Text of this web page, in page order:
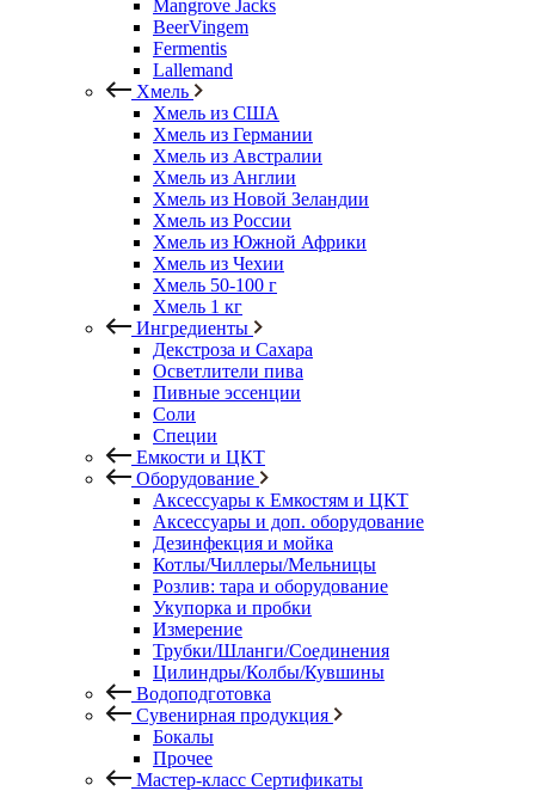
Mangrove Jacks
BeerVingem
Fermentis
Lallemand
Хмель
Хмель из США
Хмель из Германии
Хмель из Австралии
Хмель из Англии
Хмель из Новой Зеландии
Хмель из России
Хмель из Южной Африки
Хмель из Чехии
Хмель 50-100 г
Хмель 1 кг
Ингредиенты
Декстроза и Сахара
Осветлители пива
Пивные эссенции
Соли
Специи
Емкости и ЦКТ
Оборудование
Аксессуары к Емкостям и ЦКТ
Аксессуары и доп. оборудование
Дезинфекция и мойка
Котлы/Чиллеры/Мельницы
Розлив: тара и оборудование
Укупорка и пробки
Измерение
Трубки/Шланги/Соединения
Цилиндры/Колбы/Кувшины
Водоподготовка
Сувенирная продукция
Бокалы
Прочее
Мастер-класс Сертификаты